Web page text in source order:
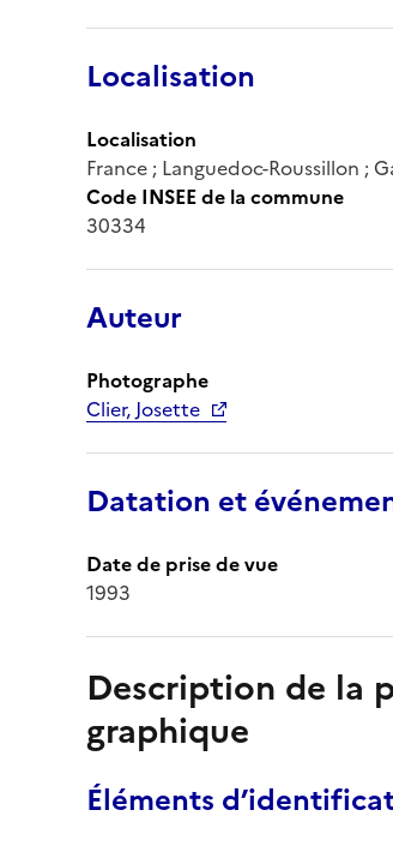
Localisation
Localisation
France ; Languedoc-Roussillon ;
Code INSEE de la commune
30334
Auteur
Photographe
Clier, Josette
Datation et
Date de prise de vue
1993
Description de la
graphique
Éléments